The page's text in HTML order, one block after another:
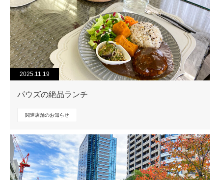
2025.11.19
パウズの絶品ランチ
関連店舗のお知らせ